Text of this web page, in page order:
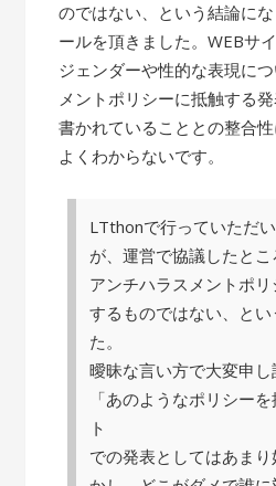
のではない、という結論に
ールを頂きました。WEBサ
ジェンダーや性的な表現に
メントポリシーに抵触する
書かれていることとの整合
よくわからないです。
LTthonで行っていただ
が、運営で協議したと
アンチハラスメントポ
するものではない、と
た。
曖昧な言い方で大変申し
「あのようなポリシー
ト
での発表としてはあま